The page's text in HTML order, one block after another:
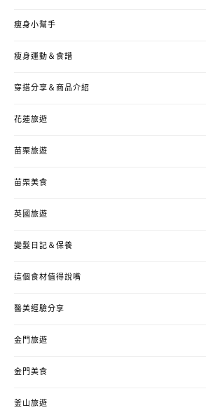
瘦身小幫手
瘦身運動＆食譜
穿搭分享＆商品介紹
花蓮旅遊
苗栗旅遊
苗栗美食
英國旅遊
變髮日記＆保養
這個食材值得說嘴
醫美經驗分享
金門旅遊
金門美食
釜山旅遊